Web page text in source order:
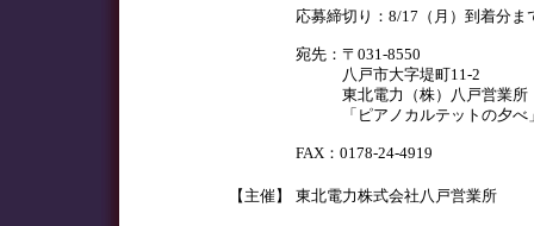
応募締切り：8/17（月）到着分ま
宛先：〒031-8550
八戸市大字堤町11-2
東北電力（株）八戸営業所
「ピアノカルテットの夕べ
FAX：0178-24-4919
【主催】 東北電力株式会社八戸営業所